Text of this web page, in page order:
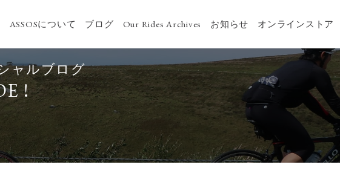
ASSOSについて ブログ Our Rides Archives お知らせ オンラインストア
ャルブログ
!